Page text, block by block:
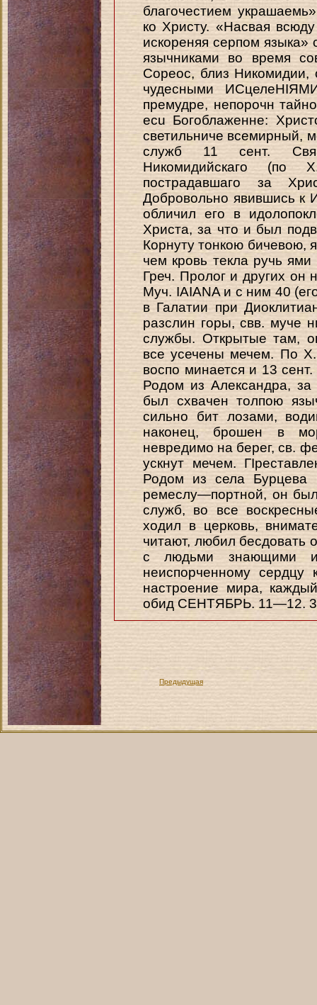
благочестием
ко Христу. «Насвая
искореняя серпом языка»
язычниками во время
Сореос, близ Никомидии,
чудесными
премудре, непорочн
ecu Богоблаженне:
светильниче всемирный,
служб 11 сент.
Никомидийскаго (по
пострадавшаго за
Добровольно явившись к
обличил его в
Христа, за что и был
Корнуту тонкою бичевою,
чем кровь текла ручь
Греч. Пролог и других он
Муч. IAIANA и с ним 40
в Галатии при
разслин горы, свв. муче
службы. Открытые там,
все усечены мечем. По
воспо минается и 13
Родом из Александра,
был схвачен толпою
сильно бит лозами,
наконец, брошен в
невредимо на берег, св.
ускнут мечем.
Родом из села Бурцева
ремеслу—портной, он
служб, во все
ходил в церковь,
читают, любил бесдовать
с людьми знающими
неиспорченному сердцу
настроение мира,
обид СЕНТЯБРЬ. 11—12.
Предыдущая